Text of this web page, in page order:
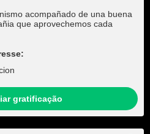
acompañado de una buena
que aprovechemos cada
gratificação